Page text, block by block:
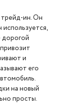
ин. Он
дорогой
и
его
на новый
просты.